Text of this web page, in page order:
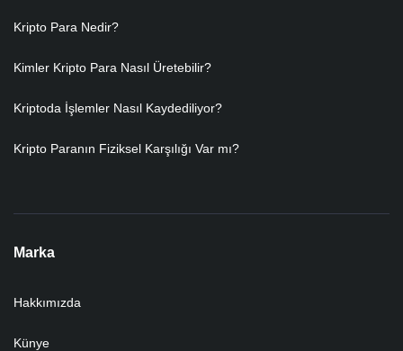
Kripto Para Nedir?
Kimler Kripto Para Nasıl Üretebilir?
Kriptoda İşlemler Nasıl Kaydediliyor?
Kripto Paranın Fiziksel Karşılığı Var mı?
Marka
Hakkımızda
Künye